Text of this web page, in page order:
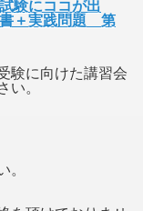
試験にココが出
＋実践問題 第
験に向けた講習会
い。
。